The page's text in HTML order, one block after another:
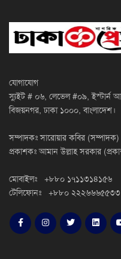
যোগাযোগ
স্যুইট # ০৬, লেভেল #০৯, ইস্টার্ন
বিজয়নগর, ঢাকা ১০০০, বাংলাদেশ।
সম্পাদকঃ সারোয়ার কবির (সম্পাদক)
প্রকাশকঃ আমান উল্লাহ সরকার
মোবাইলঃ +৮৮০ ১৭১১৩১৪১৫৬
টেলিফোনঃ +৮৮০ ২২২৬৬৬৫৫৩৩